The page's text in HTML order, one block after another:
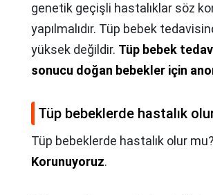
genetik geçişli hastalıklar söz
yapılmalıdır. Tüp bebek
yüksek değildir. Tüp bebek
sonucu doğan bebekler için
Tüp bebeklerde hastalık
Tüp bebeklerde hastalık olur
Korunuyoruz.